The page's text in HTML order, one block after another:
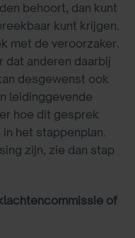
behoort, dan kunt
kunt krijgen.
met de veroorzaker.
dat anderen daarbij
desgewenst ook
leidinggevende
hoe dit gesprek
het stappenplan.
zijn, zie dan stap
of